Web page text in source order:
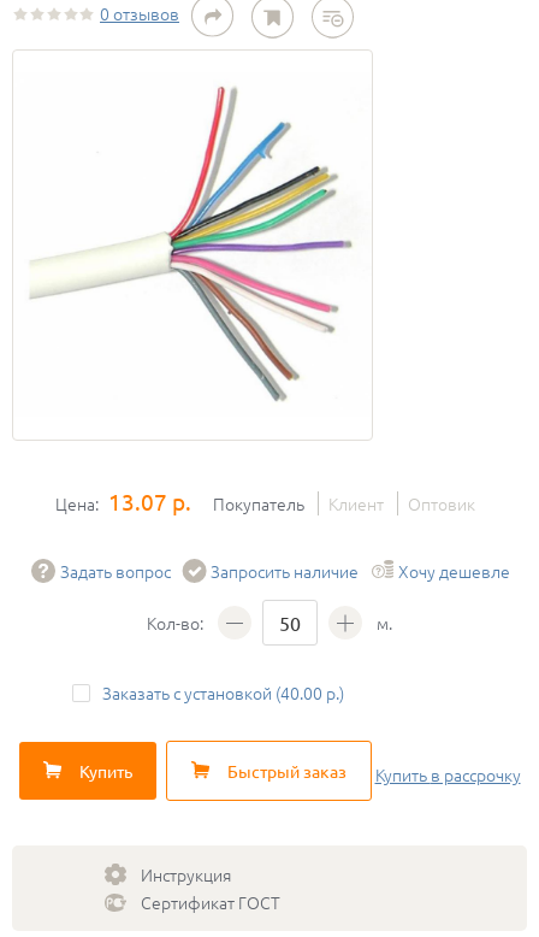
0 отзывов
Цена: 13.07 р. Покупатель Клиент Оптовик
Задать вопрос Запросить наличие Хочу дешевле
Кол-во: м.
Заказать с установкой (40.00 р.)
Купить Быстрый заказ Купить в рассрочку
Инструкция
Сертификат ГОСТ